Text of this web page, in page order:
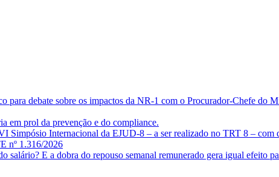
para debate sobre os impactos da NR-1 com o Procurador-Chefe
em prol da prevenção e do compliance.
Simpósio Internacional da EJUD-8 – a ser realizado no TRT 8 – com
nº 1.316/2026
salário? E a dobra do repouso semanal remunerado gera igual efeito